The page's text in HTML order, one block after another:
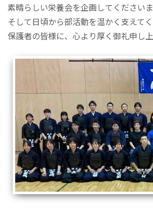
素晴らしい栄養会を企画してくださいま
そして日頃から部活動を温かく支えて
保護者の皆様に、心より厚く御礼申し上